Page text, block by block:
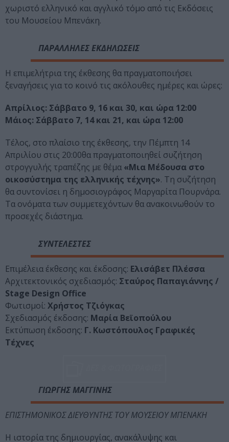
χωριστό ελληνικό και αγγλικό τόμο από τις Εκδόσεις
του Μουσείου Μπενάκη.
ΠΑΡΑΛΛΗΛΕΣ ΕΚΔΗΛΩΣΕΙΣ
Η επιμελήτρια της έκθεσης θα πραγματοποιήσει
ξεναγήσεις για το κοινό τις ακόλουθες ημέρες και ώρες:
Απρίλιος: Σάββατο 9, 16 και 30, και ώρα 12:00
Μάιος: Σάββατο 7, 14 και 21, και ώρα 12:00
Τέλος, στο πλαίσιο της έκθεσης, την Πέμπτη 14
Απριλίου στις 20:00θα πραγματοποιηθεί συζήτηση
στρογγυλής τραπέζης με θέμα «Μια Μέδουσα στο
οικοσύστημα της ελληνικής τέχνης». Τη συζήτηση
θα συντονίσει η δημοσιογράφος Μαργαρίτα Πουρνάρα.
Τα ονόματα των συμμετεχόντων θα ανακοινωθούν το
προσεχές διάστημα.
ΣΥΝΤΕΛΕΣΤΕΣ
Επιμέλεια έκθεσης και έκδοσης: Ελισάβετ Πλέσσα
Αρχιτεκτονικός σχεδιασμός: Σταύρος Παπαγιάννης /
Stage Design Office
Φωτισμοί: Χρήστος Τζιόγκας
Σχεδιασμός έκδοσης: Μαρία Βεϊοπούλου
Εκτύπωση έκδοσης: Γ. Κωστόπουλος Γραφικές
Τέχνες
ΓΙΩΡΓΗΣ ΜΑΓΓΙΝΗΣ
ΕΠΙΣΤΗΜΟΝΙΚΟΣ ΔΙΕΥΘΥΝΤΗΣ ΤΟΥ ΜΟΥΣΕΙΟΥ ΜΠΕΝΑΚΗ
Η ιστορία της δημιουργίας, ανακάλυψης και